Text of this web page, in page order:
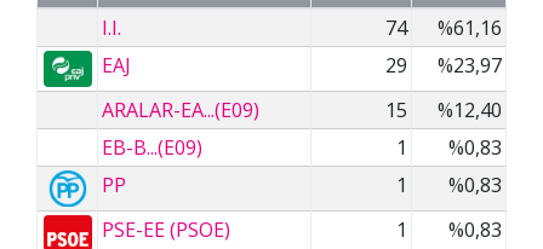
I.I.
74
%61,16
EAJ
29
%23,97
ARALAR-EA...(E09)
15
%12,40
EB-B...(E09)
1
%0,83
PP
1
%0,83
PSE-EE (PSOE)
1 %0,83